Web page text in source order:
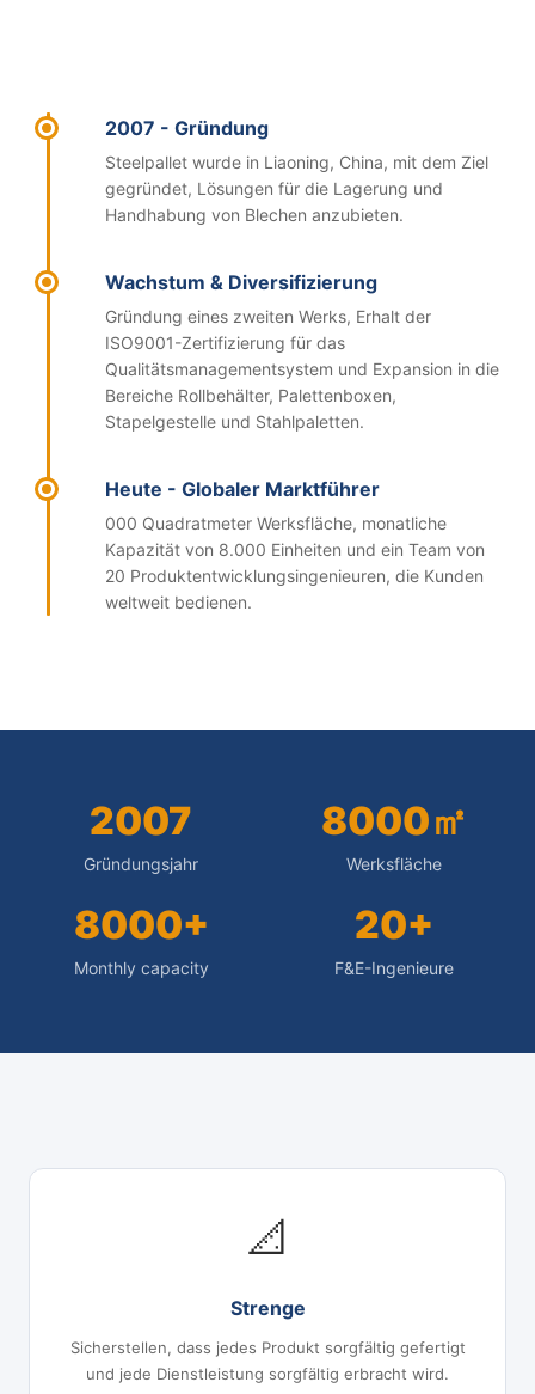
2007 - Gründung
Steelpallet wurde in Liaoning, China, mit dem Ziel
gegründet, Lösungen für die Lagerung und
Handhabung von Blechen anzubieten.
Wachstum & Diversifizierung
Gründung eines zweiten Werks, Erhalt der
ISO9001-Zertifizierung für das
Qualitätsmanagementsystem und Expansion in die
Bereiche Rollbehälter, Palettenboxen,
Stapelgestelle und Stahlpaletten.
Heute - Globaler Marktführer
000 Quadratmeter Werksfläche, monatliche
Kapazität von 8.000 Einheiten und ein Team von
20 Produktentwicklungsingenieuren, die Kunden
weltweit bedienen.
2007
Gründungsjahr
8000㎡
Werksfläche
8000+
Monthly capacity
20+
F&E-Ingenieure
📐
Strenge
Sicherstellen, dass jedes Produkt sorgfältig gefertigt
und jede Dienstleistung sorgfältig erbracht wird.